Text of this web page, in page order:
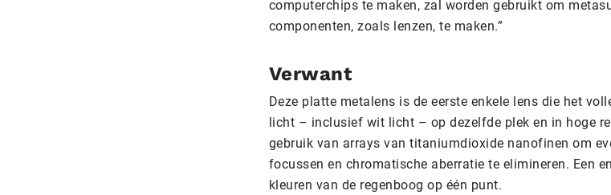
computerchips te maken, zal worden gebruikt om
componenten, zoals lenzen, te maken.”
Verwant
Deze platte metalens is de eerste enkele lens die het
licht – inclusief wit licht – op dezelfde plek en in hoge
gebruik van arrays van titaniumdioxide nanofinen om
focussen en chromatische aberratie te elimineren. Een
kleuren van de regenboog op één punt.